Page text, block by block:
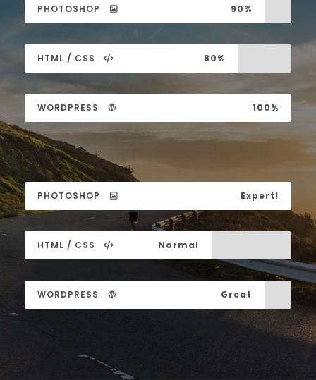
PHOTOSHOP 90%
HTML / CSS 80%
WORDPRESS 100%
PHOTOSHOP Expert!
HTML / CSS Normal
WORDPRESS Great